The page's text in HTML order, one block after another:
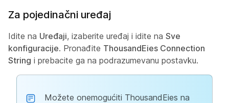
Za pojedinačni uređaj
Idite na Uređaji, izaberite uređaj i idite na Sve
konfiguracije. Pronađite ThousandEies Connection
String i prebacite ga na podrazumevanu postavku.
Možete onemogućiti ThousandEies na